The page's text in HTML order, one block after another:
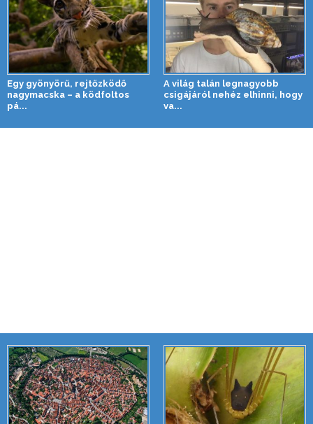
Egy gyönyörű, rejtőzködő
nagymacska – a ködfoltos
pá...
A világ talán legnagyobb
csigájáról nehéz elhinni, hogy
va...